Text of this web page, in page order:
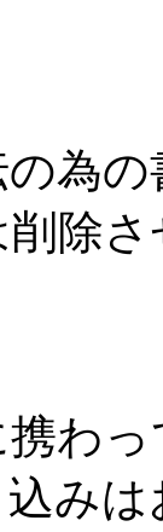
為の
除さ
わっ
みは